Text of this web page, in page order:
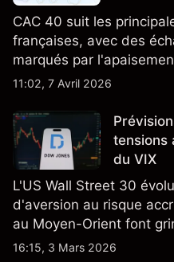
CAC 40 suit les
françaises, avec des
marqués par
Orient, l'incertitude
passées ne sont pas un
résultats futurs.
11:02, 7 Avril 2026
tensions
du VIX
L'US Wall Street 30
d'aversion au risque
au Moyen-Orient font
de l'or et poussent les
16:15, 3 Mars 2026